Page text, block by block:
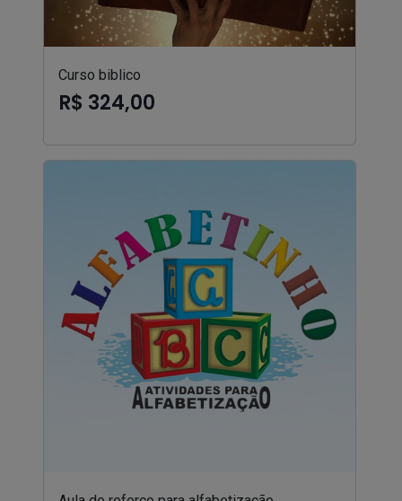
Curso biblico
R$ 324,00